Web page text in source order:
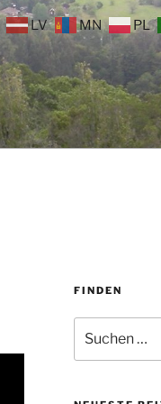
FINDEN
nach:
LV MN PL